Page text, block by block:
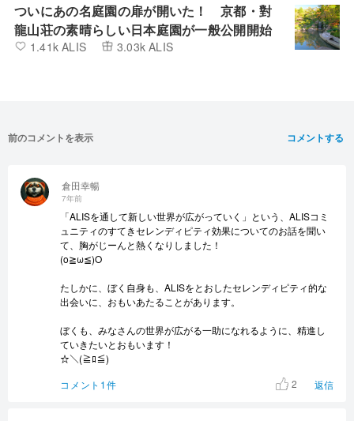
ついにあの名庭園の扉が開いた！ 京都・對
龍山荘の素晴らしい日本庭園が一般公開開始
1.41k ALIS 3.03k ALIS
コメントする
前のコメントを表示
倉田幸暢
7年前
「ALISを通して新しい世界が広がっていく」という、ALISコミ
ュニティのすてきセレンディピティ効果についてのお話を聞い
て、胸がじーんと熱くなりしました！
(o≧ω≦)O
たしかに、ぼく自身も、ALISをとおしたセレンディピティ的な
出会いに、おもいあたることがあります。
ぼくも、みなさんの世界が広がる一助になれるように、精進し
ていきたいとおもいます！
☆＼(≧ﾛ≦)
コメント1件
2 返信